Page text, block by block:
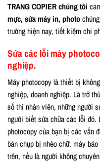
TRANG COPIER chúng tôi
mực, sửa máy in, photo
trường hiện nay, tiết kiệm chi
Sửa các lỗi máy
nghiệp.
Máy photocopy là thiết bị
nghiệp, doanh nghiệp. Là trở
số thì nhân viên, những người
người biết sửa chữa các lỗi
photocopy của bạn bị các vấn
bản chụp bị nhèo chữ, máy
trên, nếu là người không